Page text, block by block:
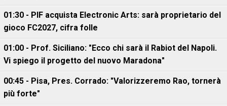
01:30 - PIF acquista Electronic Arts: sarà proprietario del
gioco FC2027, cifra folle
01:00 - Prof. Siciliano: "Ecco chi sarà il Rabiot del Napoli.
Vi spiego il progetto del nuovo Maradona"
00:45 - Pisa, Pres. Corrado: "Valorizzeremo Rao, tornerà
più forte"